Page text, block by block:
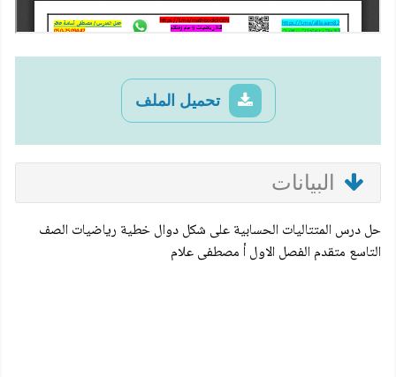
تحميل الملف
البيانات
حل درس المتتاليات الحسابية على شكل دوال خطية رياضيات الصف
التاسع متقدم الفصل الاول أ مصطفى علام